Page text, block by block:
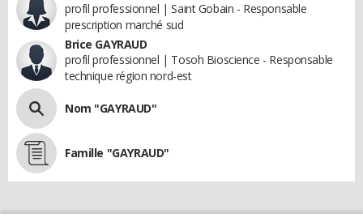
profil professionnel | Saint Gobain - Responsable
prescription marché sud
Brice GAYRAUD
profil professionnel | Tosoh Bioscience - Responsable
technique région nord-est
Nom "GAYRAUD"
Famille "GAYRAUD"